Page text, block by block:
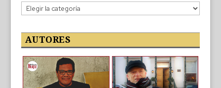
Categorías
de
publicaciones
AUTORES